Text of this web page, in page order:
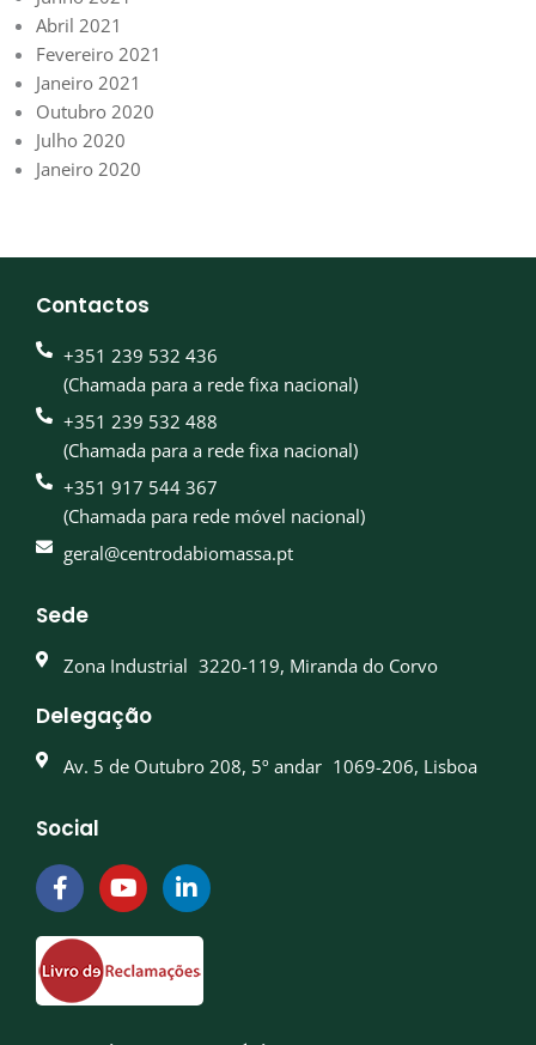
Abril 2021
Fevereiro 2021
Janeiro 2021
Outubro 2020
Julho 2020
Janeiro 2020
Contactos
+351 239 532 436
(Chamada para a rede fixa nacional)
+351 239 532 488
(Chamada para a rede fixa nacional)
+351 917 544 367
(Chamada para rede móvel nacional)
geral@centrodabiomassa.pt
Sede
Zona Industrial 3220-119, Miranda do Corvo
Delegação
Av. 5 de Outubro 208, 5º andar 1069-206, Lisboa
Social
F
a
c
e
b
o
Y
o
u
t
u
L
i
n
k
e